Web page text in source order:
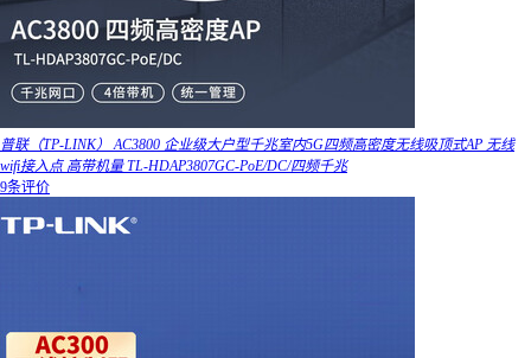
普联（TP-LINK） AC3800 企业级大户型千兆室内5G四频高密度无线吸顶式AP 无线
wifi接入点 高带机量 TL-HDAP3807GC-PoE/DC/四频千兆
9条评价